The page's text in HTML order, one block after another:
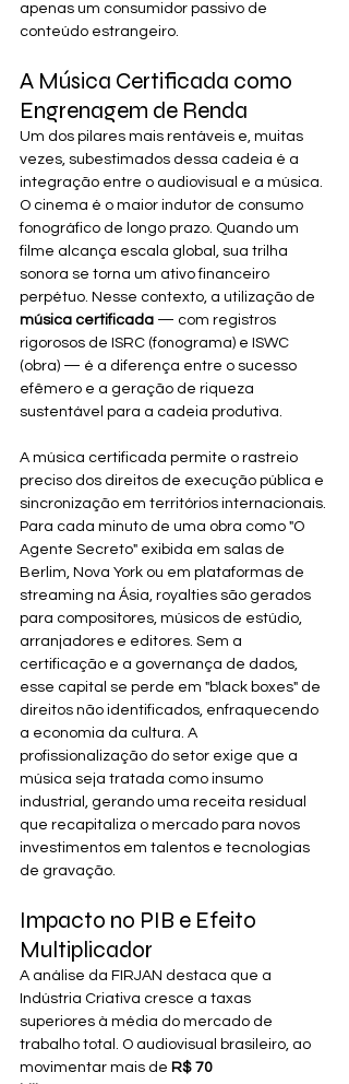
apenas um consumidor passivo de
conteúdo estrangeiro.
A Música Certificada como
Engrenagem de Renda
Um dos pilares mais rentáveis e, muitas
vezes, subestimados dessa cadeia é a
integração entre o audiovisual e a música.
O cinema é o maior indutor de consumo
fonográfico de longo prazo. Quando um
filme alcança escala global, sua trilha
sonora se torna um ativo financeiro
perpétuo. Nesse contexto, a utilização de
música certificada — com registros
rigorosos de ISRC (fonograma) e ISWC
(obra) — é a diferença entre o sucesso
efêmero e a geração de riqueza
sustentável para a cadeia produtiva.
A música certificada permite o rastreio
preciso dos direitos de execução pública e
sincronização em territórios internacionais.
Para cada minuto de uma obra como "O
Agente Secreto" exibida em salas de
Berlim, Nova York ou em plataformas de
streaming na Ásia, royalties são gerados
para compositores, músicos de estúdio,
arranjadores e editores. Sem a
certificação e a governança de dados,
esse capital se perde em "black boxes" de
direitos não identificados, enfraquecendo
a economia da cultura. A
profissionalização do setor exige que a
música seja tratada como insumo
industrial, gerando uma receita residual
que recapitaliza o mercado para novos
investimentos em talentos e tecnologias
de gravação.
Impacto no PIB e Efeito
Multiplicador
A análise da FIRJAN destaca que a
Indústria Criativa cresce a taxas
superiores à média do mercado de
trabalho total. O audiovisual brasileiro, ao
movimentar mais de R$ 70